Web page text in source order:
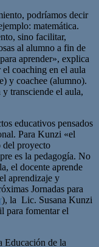
podríamos decir
matemática.
sino facilitar,
al alumno a fin de
aprender», explica
el coaching en el aula
y coachee (alumno).
transciende el aula,
educativos pensados
Para Kunzi «el
del proyecto
es la pedagogía. No
el docente aprende
aprendizaje y
Jornadas para
), la Lic. Susana Kunzi
para fomentar el
Educación de la